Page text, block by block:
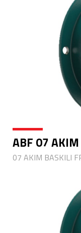
ABF 07
07 AKIM BASKILI